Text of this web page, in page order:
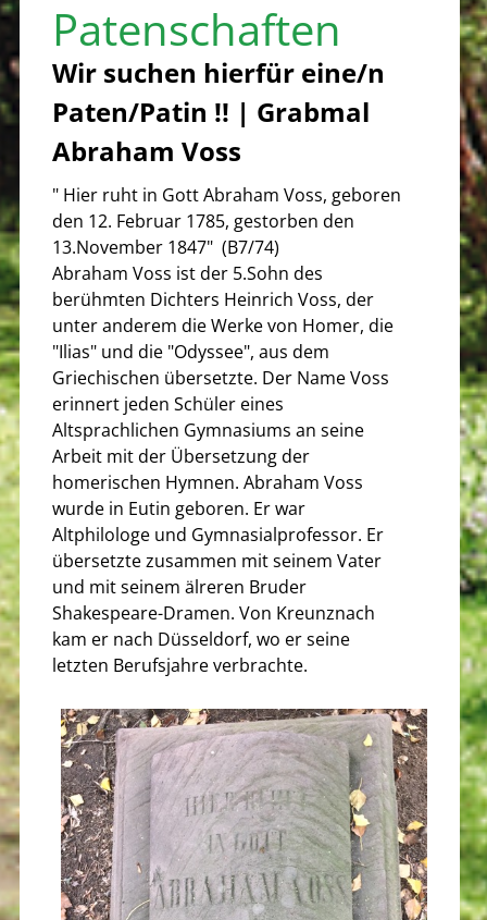
Patenschaften
Wir suchen hierfür eine/n
Paten/Patin !! | Grabmal
Abraham Voss
" Hier ruht in Gott Abraham Voss, geboren
den 12. Februar 1785, gestorben den
13.November 1847" (B7/74)
Abraham Voss ist der 5.Sohn des
berühmten Dichters Heinrich Voss, der
unter anderem die Werke von Homer, die
"Ilias" und die "Odyssee", aus dem
Griechischen übersetzte. Der Name Voss
erinnert jeden Schüler eines
Altsprachlichen Gymnasiums an seine
Arbeit mit der Übersetzung der
homerischen Hymnen. Abraham Voss
wurde in Eutin geboren. Er war
Altphilologe und Gymnasialprofessor. Er
übersetzte zusammen mit seinem Vater
und mit seinem älreren Bruder
Shakespeare-Dramen. Von Kreunznach
kam er nach Düsseldorf, wo er seine
letzten Berufsjahre verbrachte.